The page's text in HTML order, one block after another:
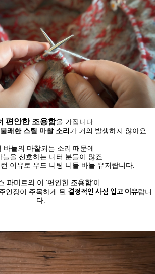
편안한 조용함을 가집니다.
불쾌한 스틸 마찰 소리 가 거의 발생하지 않아요.
바늘의 마찰되는 소리 때문에
늘을 선호하는 니터 분들이 많죠.
이유로 우드 니팅 니들 바늘 유저랍니다.
파미르의 이 '편안한 조용함'이
인장이 주목하게 된 결정적인 사심 입고 이유랍니
다.